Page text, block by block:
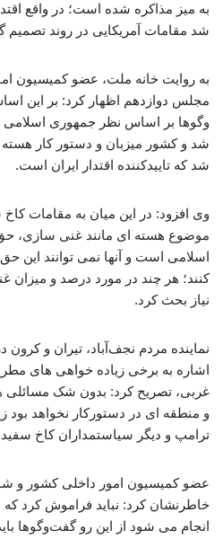
به میز مذاکره شده است؛ در واقع
شد مقامات آمریکایی در روند تصمیم
به روایت خانه ملت، عضو کمیسیون
مجلس دوازدهم اظهار کرد: بر این
وگوها بر اساس نظر جمهوری اسلامی
شد و کشور میزبان و دستور کار هسته
شد که تاییدکننده اقتدار ایران است.
وی افزود: در این میان به مقامات کاخ
موضوع هسته ای مانند غنی سازی،
اسلامی است و آنها نمی توانند این
کنند؛ هر چند در مورد درصد و
نیاز بحث کرد.
نماینده مردم نجف‌آباد، تیران و
اشاره به برخی زیاده خواهی های
غربی، تصریح کرد: بدون شک
و منطقه ای در دستورکار نخواهد بود
ترامپ و دیگر سیاستمداران کاخ سفید
عضو کمیسیون امور داخلی کشور و
خاطرنشان کرد: نباید فراموش کرد که
انجام می شود از این رو گفت‌وگوها